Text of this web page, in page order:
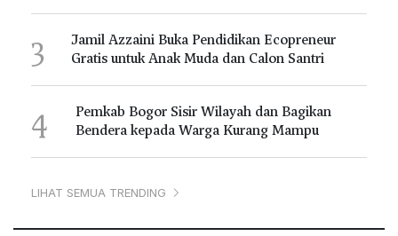
3
Jamil Azzaini Buka Pendidikan Ecopreneur
Gratis untuk Anak Muda dan Calon Santri
4
Pemkab Bogor Sisir Wilayah dan Bagikan
Bendera kepada Warga Kurang Mampu
LIHAT SEMUA TRENDING